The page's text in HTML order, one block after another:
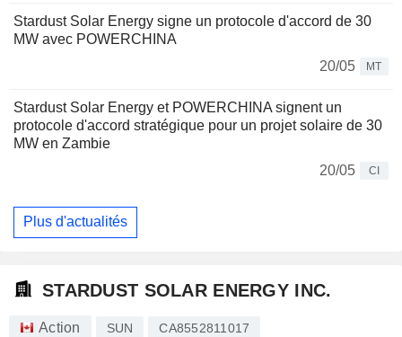
Stardust Solar Energy signe un protocole d'accord de 30
MW avec POWERCHINA
20/05
MT
Stardust Solar Energy et POWERCHINA signent un
protocole d'accord stratégique pour un projet solaire de 30
MW en Zambie
20/05
CI
Plus d'actualités
STARDUST SOLAR ENERGY INC.
Action SUN CA8552811017